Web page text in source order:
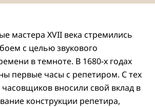
мастера XVII века стремились
с целью звукового
в темноте. В 1680-х годах
первые часы с репетиром. С тех
вносили свой вклад в
конструкции репетира,